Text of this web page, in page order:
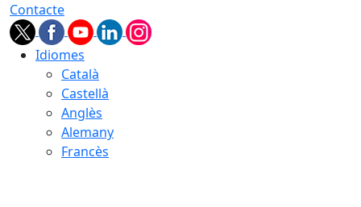
Contacte
Idiomes
Català
Castellà
Anglès
Alemany
Francès